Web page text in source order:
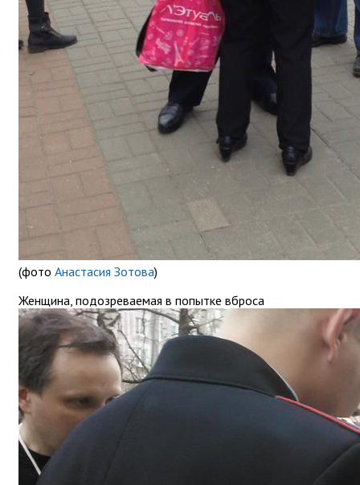
(фото Анастасия Зотова)
Женщина, подозреваемая в попытке вброса